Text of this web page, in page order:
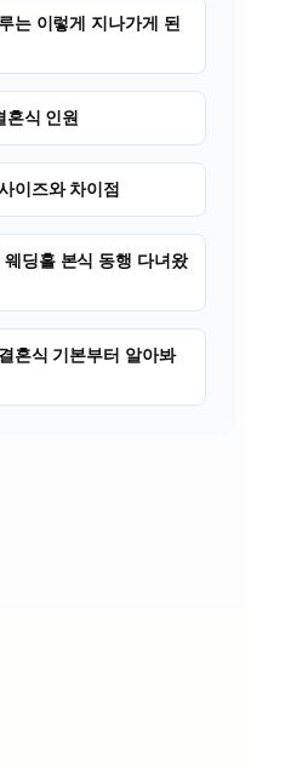
는 이렇게 지나가게 된
식 인원
이즈와 차이점
딩홀 본식 동행 다녀왔
혼식 기본부터 알아봐